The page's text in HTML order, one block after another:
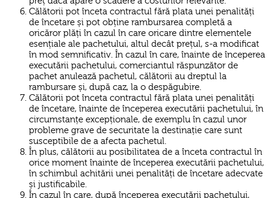
Călătorii pot înceta contractul fără plata unei penalități
de încetare și pot obține rambursarea completă a
oricăror plăți în cazul în care oricare dintre elementele
esențiale ale pachetului, altul decât prețul, s-a modificat
în mod semnificativ. În cazul în care, înainte de începerea
executării pachetului, comerciantul răspunzător de
pachet anulează pachetul, călătorii au dreptul la
rambursare și, după caz, la o despăgubire.
Călătorii pot înceta contractul fără plata unei penalități
de încetare, înainte de începerea executării pachetului, în
circumstanțe excepționale, de exemplu în cazul unor
probleme grave de securitate la destinație care sunt
susceptibile de a afecta pachetul.
În plus, călătorii au posibilitatea de a înceta contractul în
orice moment înainte de începerea executării pachetului,
în schimbul achitării unei penalități de încetare adecvate
și justificabile.
În cazul în care, după începerea executării pachetului,